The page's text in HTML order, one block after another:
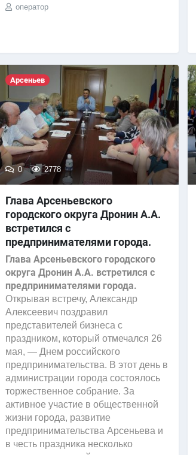
оператор
Арсеньев
0 2778
Глава Арсеньевского
городского округа Дронин А.А.
встретился с
предпринимателями города.
Глава Арсеньевского городского
округа Дронин А.А. встретился с
предпринимателями города.
Открывая встречу, Александр
Алексеевич поздравил
представителей бизнеса с
праздником, который отмечался 26
мая, — Днем российского
предпринимательства. В этот день в
администрации города состоялось
торжественное собрание. За
активное участие в общественной
жизни города, развитие
предпринимательства Арсеньева и
в честь праздника несколько